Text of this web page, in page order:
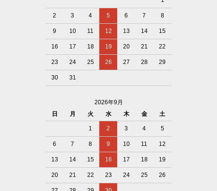
2 3 4 5 6 7 8
9 10 11 12 13 14 15
16 17 18 19 20 21 22
23 24 25 26 27 28 29
30 31
2026年9月
日
月 火 水 木 金 土
1 2 3 4 5
6 7 8 9 10 11 12
13 14 15 16 17 18 19
20 21 22 23 24 25 26